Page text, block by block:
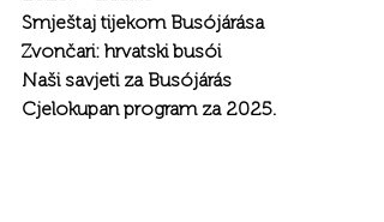
Smještaj tijekom Busójárása
Zvončari: hrvatski busói
Naši savjeti za Busójárás
Cjelokupan program za 2025.